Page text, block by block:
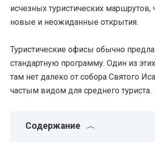
исчезных туристических маршрутов,
новые и неожиданные открытия.
Туристические офисы обычно
стандартную программу. Один из
там нет далеко от собора Святого
частым видом для среднего туриста.
Содержание